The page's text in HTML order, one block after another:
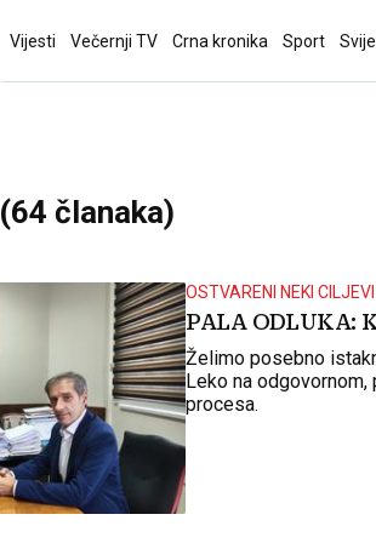
Vijesti Večernji TV Crna kronika Sport
(64 članaka)
OSTVARENI NEKI CILJEVI
PALA ODLUKA:
Želimo posebno
Leko na
procesa.